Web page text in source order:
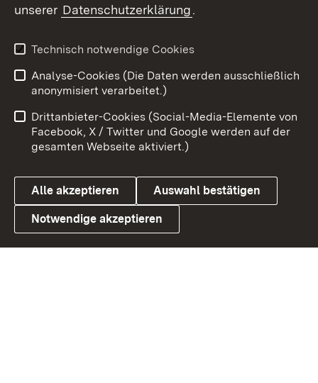
Youtube
Link zum Landesportal
Impressum
Kontakt
Barrierefreiheit
Datenschutz
Cookies
unserer Datenschutzerklärung.
Technisch notwendige Cookies
Analyse-Cookies (Die Daten werden ausschließlich
anonymisiert verarbeitet.)
Drittanbieter-Cookies (Social-Media-Elemente von
Facebook, X / Twitter und Google werden auf der
gesamten Webseite aktiviert.)
Alle akzeptieren Auswahl bestätigen
Notwendige akzeptieren